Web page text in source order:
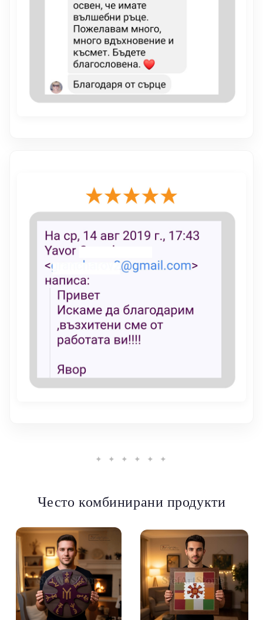
✦ ✦ ✦ ✦ ✦ ✦
Често комбинирани продукти